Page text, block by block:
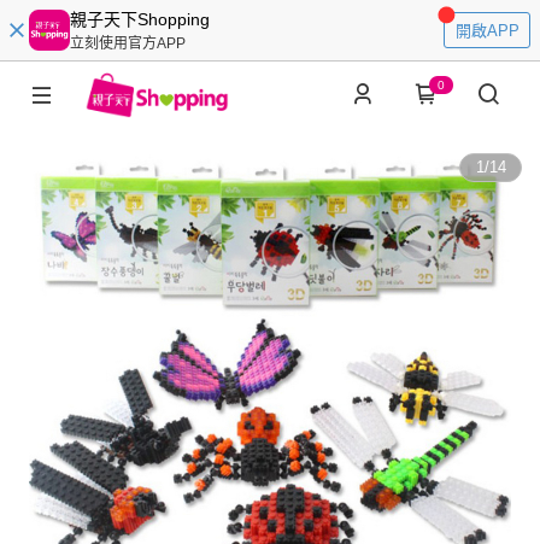
親子天下Shopping
立刻使用官方APP
開啟APP
0
1/14